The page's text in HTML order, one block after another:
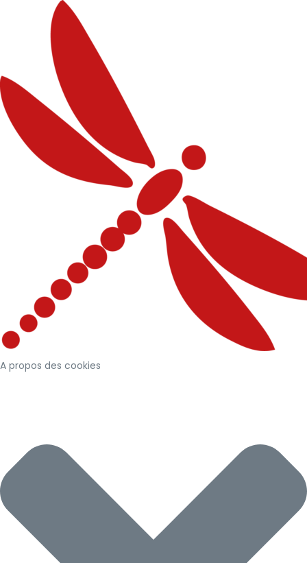
A propos des cookies